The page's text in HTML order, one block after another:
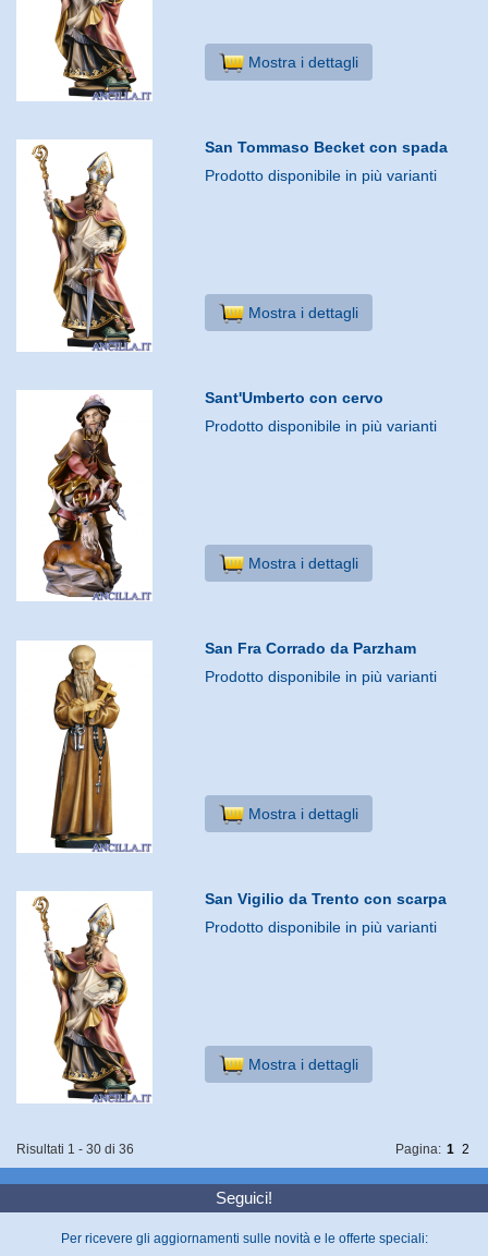
Mostra i dettagli
San Tommaso Becket con spada
Prodotto disponibile in più varianti
Mostra i dettagli
Sant'Umberto con cervo
Prodotto disponibile in più varianti
Mostra i dettagli
San Fra Corrado da Parzham
Prodotto disponibile in più varianti
Mostra i dettagli
San Vigilio da Trento con scarpa
Prodotto disponibile in più varianti
Mostra i dettagli
Risultati 1 - 30 di 36 Pagina: 1 2
Seguici!
Per ricevere gli aggiornamenti sulle novità e le offerte speciali: